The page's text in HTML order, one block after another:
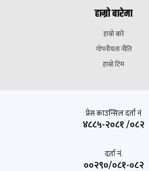
हाम्रो बारेमा
हाम्रो बारे
गोपनीयता नीति
हाम्रो टिम
प्रेस काउन्सिल दर्ता नं
४८८५-२०८१ /०८२
दर्ता नं.
००२९०/०८१-०८२